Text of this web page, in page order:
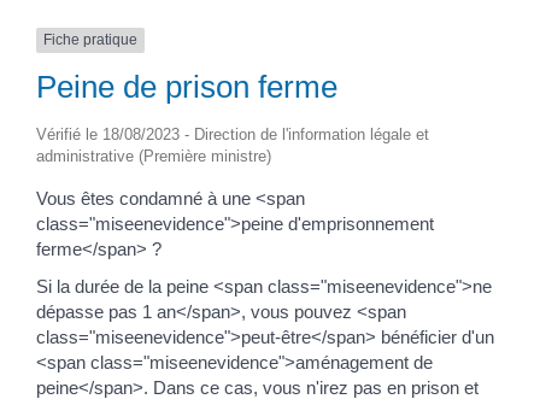
Fiche pratique
Peine de prison ferme
Vérifié le 18/08/2023 - Direction de l'information légale et
administrative (Première ministre)
Vous êtes condamné à une <span
class="miseenevidence">peine d'emprisonnement
ferme</span> ?
Si la durée de la peine <span class="miseenevidence">ne
dépasse pas 1 an</span>, vous pouvez <span
class="miseenevidence">peut-être</span> bénéficier d'un
<span class="miseenevidence">aménagement de
peine</span>. Dans ce cas, vous n'irez pas en prison et